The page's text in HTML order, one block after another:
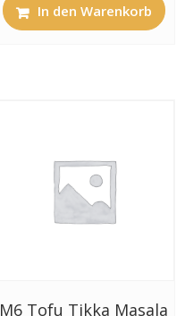
In den Warenkorb
M6 Tofu Tikka Masala